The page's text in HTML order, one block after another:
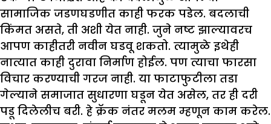
सामाजिक जडणघडणीत काही फरक पडेल. बदलाची
किंमत असते, ती अशी येत नाही. जुने नष्ट झाल्यावरच
आपण काहीतरी नवीन घडवू शकतो. त्यामुळे इथेही
नात्यात काही दुरावा निर्माण होईल. पण त्याचा फारसा
विचार करण्याची गरज नाही. या फाटाफुटीला तडा
गेल्याने समाजात सुधारणा घडून येत असेल, तर ही दरी
पडू दिलेलीच बरी. हे क्रॅक नंतर मलम म्हणून काम करेल.